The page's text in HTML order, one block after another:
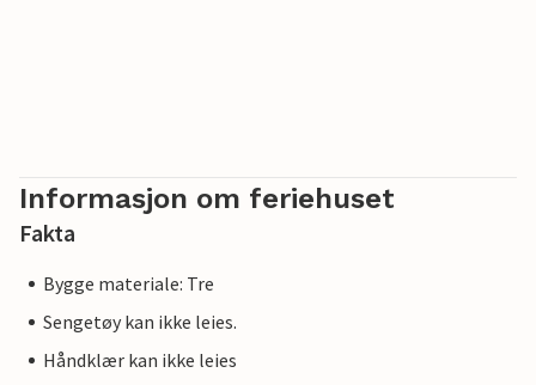
Informasjon om feriehuset
Fakta
Bygge materiale: Tre
Sengetøy kan ikke leies.
Håndklær kan ikke leies